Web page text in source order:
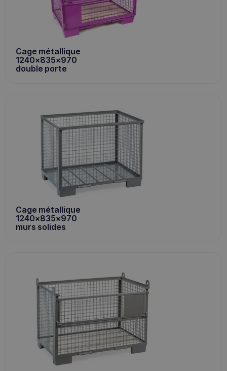
Cage métallique
1240x835x970
double porte
Cage métallique
1240x835x970
murs solides